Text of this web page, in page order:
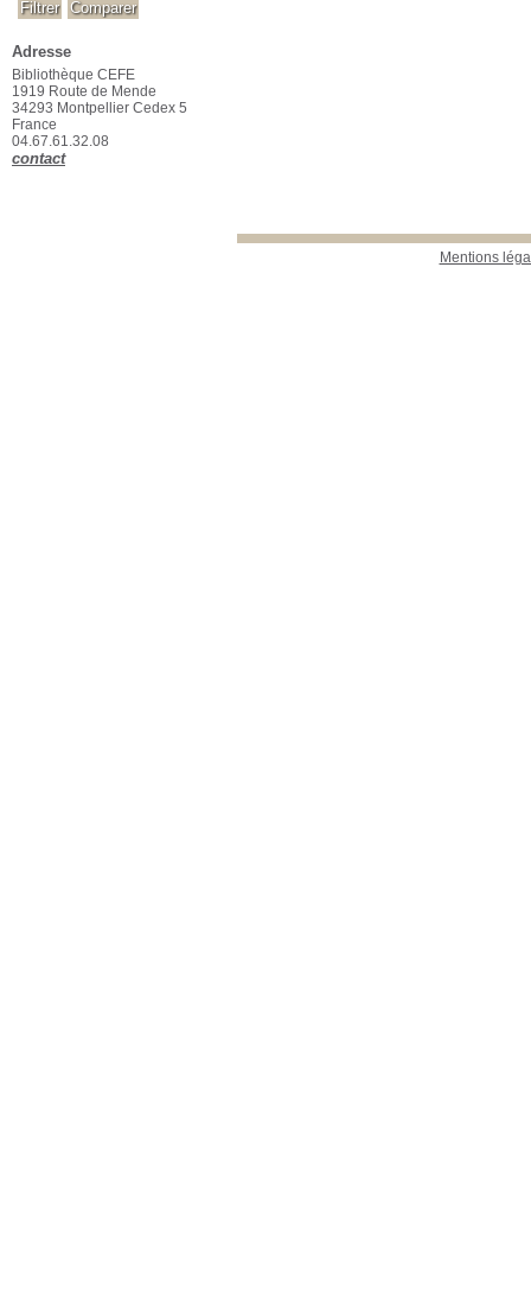
Mentions
Adresse
Bibliothèque CEFE
1919 Route de Mende
34293 Montpellier Cedex 5
France
04.67.61.32.08
contact